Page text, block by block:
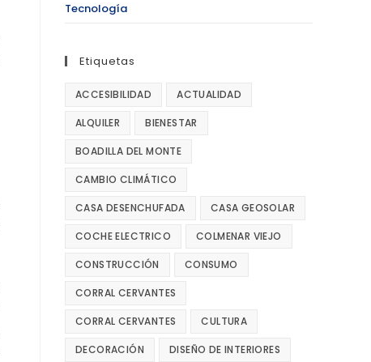
Tecnología
Etiquetas
ACCESIBILIDAD ACTUALIDAD
ALQUILER BIENESTAR
BOADILLA DEL MONTE
CAMBIO CLIMÁTICO
CASA DESENCHUFADA CASA GEOSOLAR
COCHE ELECTRICO COLMENAR VIEJO
CONSTRUCCIÓN CONSUMO
CORRAL CERVANTES
CORRAL CERVANTES CULTURA
DECORACIÓN DISEÑO DE INTERIORES